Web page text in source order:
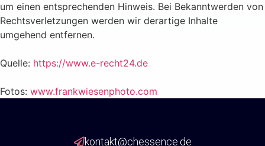
um einen entsprechenden Hinweis. Bei Bekanntwerden von
Rechtsverletzungen werden wir derartige Inhalte
umgehend entfernen.
Quelle: https://www.e-recht24.de
Fotos: www.frankwiesenphoto.com
kontakt@chessence.de